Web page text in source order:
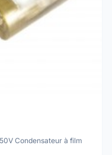
Condensateur à film